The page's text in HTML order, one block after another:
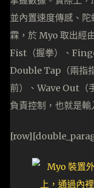
並內置速度傳感、
霖，於 Myo 取出經
Fist（握拳）、
Double Tap（兩指
前）、Wave Out（
負責控制，也就是輸